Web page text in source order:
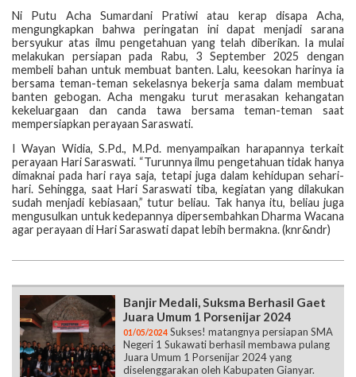
Ni Putu Acha Sumardani Pratiwi atau kerap disapa Acha,
mengungkapkan bahwa peringatan ini dapat menjadi sarana
bersyukur atas ilmu pengetahuan yang telah diberikan. Ia mulai
melakukan persiapan pada Rabu, 3 September 2025 dengan
membeli bahan untuk membuat banten. Lalu, keesokan harinya ia
bersama teman-teman sekelasnya bekerja sama dalam membuat
banten gebogan. Acha mengaku turut merasakan kehangatan
kekeluargaan dan canda tawa bersama teman-teman saat
mempersiapkan perayaan Saraswati.
I Wayan Widia, S.Pd., M.Pd. menyampaikan harapannya terkait
perayaan Hari Saraswati. “Turunnya ilmu pengetahuan tidak hanya
dimaknai pada hari raya saja, tetapi juga dalam kehidupan sehari-
hari. Sehingga, saat Hari Saraswati tiba, kegiatan yang dilakukan
sudah menjadi kebiasaan,” tutur beliau. Tak hanya itu, beliau juga
mengusulkan untuk kedepannya dipersembahkan Dharma Wacana
agar perayaan di Hari Saraswati dapat lebih bermakna. (knr&ndr)
Banjir Medali, Suksma Berhasil Gaet
Juara Umum 1 Porsenijar 2024
01/05/2024 Sukses! matangnya persiapan SMA
Negeri 1 Sukawati berhasil membawa pulang
Juara Umum 1 Porsenijar 2024 yang
diselenggarakan oleh Kabupaten Gianyar.